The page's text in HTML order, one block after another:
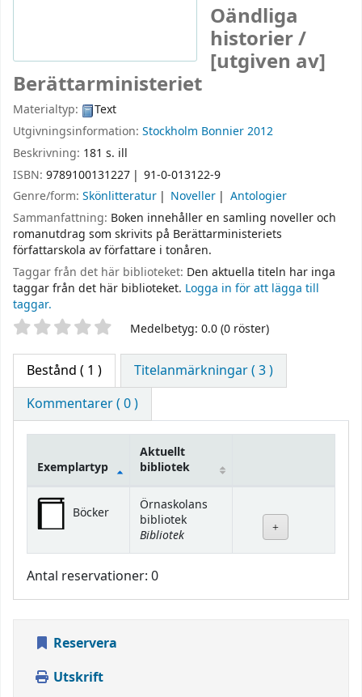
Oändliga
historier /
[utgiven av]
Berättarministeriet
Materialtyp:
Text
Utgivningsinformation: Stockholm Bonnier2012
Beskrivning: 181 s. ill
ISBN: 9789100131227
91-0-013122-9
Genre/form: Skönlitteratur Noveller
Antologier
Sammanfattning: Boken innehåller en samling noveller och
romanutdrag som skrivits på Berättarministeriets
författarskola av författare i tonåren.
Taggar från det här biblioteket: Den aktuella titeln har inga
taggar från det här biblioteket. Logga in för att lägga till
taggar.
Betyg Medelbetyg: 0.0 (0 röster)
Bestånd ( 1 )
Titelanmärkningar ( 3 )
Kommentarer ( 0 )
Bestånd
Exemplartyp
Aktuellt
bibliotek
Böcker
Örnaskolans
bibliotek
Bibliotek
Antal reservationer: 0
Reservera
Utskrift